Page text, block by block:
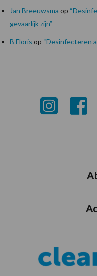
Jan Breeuwsma op
gevaarlijk zijn”
B Floris op “Desinfecteren